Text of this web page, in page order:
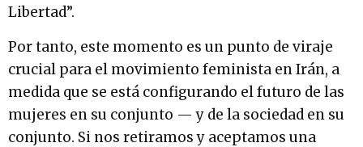
Libertad”.
Por tanto, este momento es un punto de viraje
crucial para el movimiento feminista en Irán, a
medida que se está configurando el futuro de las
mujeres en su conjunto — y de la sociedad en su
conjunto. Si nos retiramos y aceptamos una